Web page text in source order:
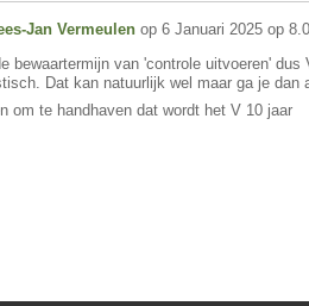
Jan Vermeulen op 6 Januari 2025 op
bewaartermijn van 'controle uitvoeren'
Dat kan natuurlijk wel maar ga je dan
om te handhaven dat wordt het V 10 jaar